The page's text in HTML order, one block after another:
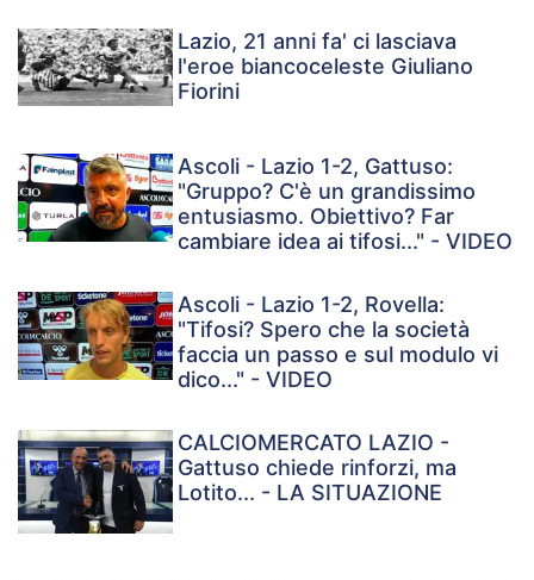
Lazio, 21 anni fa' ci lasciava
l'eroe biancoceleste Giuliano
Fiorini
Ascoli - Lazio 1-2, Gattuso:
"Gruppo? C'è un grandissimo
entusiasmo. Obiettivo? Far
cambiare idea ai tifosi..." - VIDEO
Ascoli - Lazio 1-2, Rovella:
"Tifosi? Spero che la società
faccia un passo e sul modulo vi
dico..." - VIDEO
CALCIOMERCATO LAZIO -
Gattuso chiede rinforzi, ma
Lotito... - LA SITUAZIONE